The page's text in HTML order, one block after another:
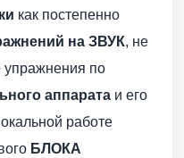
как постепенно
на ЗВУК, не
упражнения по
аппарата и его
работе
БЛОКА